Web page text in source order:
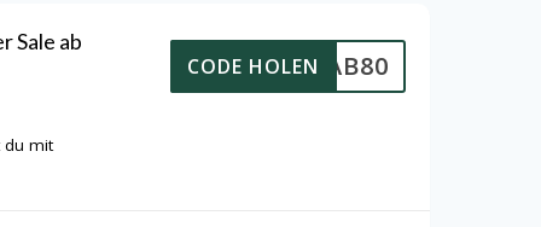
Sale ab
du mit
SV20AB80
CODE HOLEN